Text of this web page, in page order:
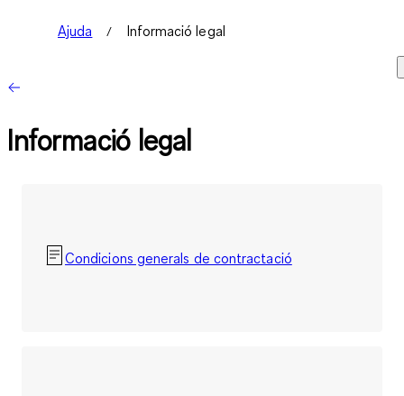
Ajuda Informació legal
Informació legal
Condicions generals de contractació